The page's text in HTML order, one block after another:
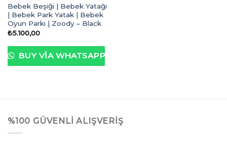
Bebek Beşiği | Bebek Yatağı
| Bebek Park Yatak | Bebek
Oyun Parkı | Zoody – Black
₺5.100,00
BUY VIA WHATSAPP
%100 GÜVENLI ALIŞVERIŞ